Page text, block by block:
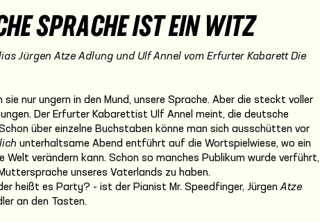
SPRACHE IST EIN WITZ
JürgenAtzeAdlung und Ulf Annel vom Erfurter KabarettDie
sie nur ungern in den Mund, unsere Sprache. Aber die steckt voller
Der Erfurter Kabarettist Ulf Annel meint, die deutsche
über einzelne Buchstaben könne man sich ausschütten vor
unterhaltsame Abend entführt auf die Wortspielwiese, wo ein
Welt verändern kann. Schon so manches Publikum wurde verführt,
unseres Vaterlands zu haben.
heißt es Party? - ist der Pianist Mr. Speedfinger, JürgenAtze
an den Tasten.